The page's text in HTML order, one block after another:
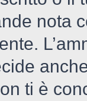
nota
ti è